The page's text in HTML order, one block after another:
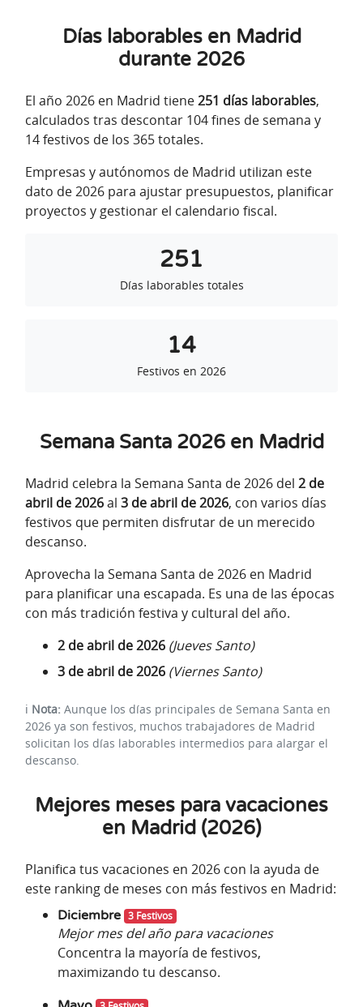
Días laborables en Madrid
durante 2026
El año 2026 en Madrid tiene251 días laborables,
calculados tras descontar 104 fines de semana y
14 festivos de los 365 totales.
Empresas y autónomos de Madrid utilizan este
dato de 2026 para ajustar presupuestos, planificar
proyectos y gestionar el calendario fiscal.
251
Días laborables totales
14
Festivos en 2026
Semana Santa 2026 en Madrid
Madrid celebra la Semana Santa de 2026 del 2 de
abril de 2026al 3 de abril de 2026, con varios días
festivos que permiten disfrutar de un merecido
descanso.
Aprovecha la Semana Santa de 2026 en Madrid
para planificar una escapada. Es una de las épocas
con más tradición festiva y cultural del año.
2 de abril de 2026 (Jueves Santo)
3 de abril de 2026 (Viernes Santo)
ℹ️ Nota: Aunque los días principales de Semana Santa en
2026 ya son festivos, muchos trabajadores de Madrid
solicitan los días laborables intermedios para alargar el
descanso.
Mejores meses para vacaciones
en Madrid (2026)
Planifica tus vacaciones en 2026 con la ayuda de
este ranking de meses con más festivos en Madrid:
Diciembre 3 Festivos
Mejor mes del año para vacaciones
Concentra la mayoría de festivos,
maximizando tu descanso.